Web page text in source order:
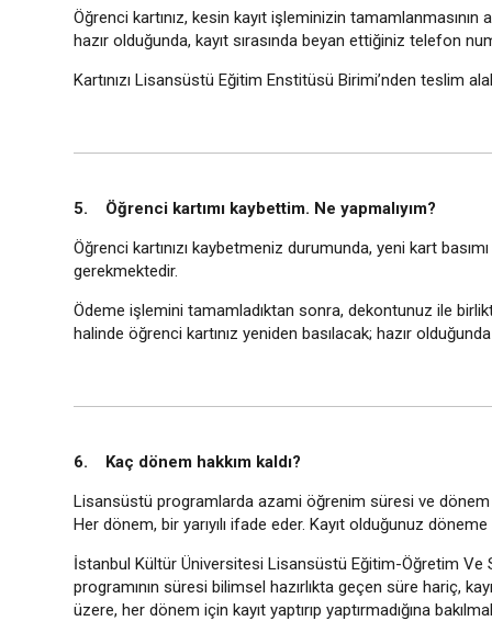
Öğrenci kartınız, kesin kayıt işleminizin tamamlanmasının
hazır olduğunda, kayıt sırasında beyan ettiğiniz telefon
Kartınızı Lisansüstü Eğitim Enstitüsü Birimi’nden teslim
5. Öğrenci kartımı kaybettim. Ne yapmalıyım?
Öğrenci kartınızı kaybetmeniz durumunda, yeni kart
gerekmektedir.
Ödeme işlemini tamamladıktan sonra, dekontunuz ile
halinde öğrenci kartınız yeniden basılacak; hazır
6. Kaç dönem hakkım kaldı?
Lisansüstü programlarda azami öğrenim süresi ve
Her dönem, bir yarıyılı ifade eder. Kayıt olduğunuz
İstanbul Kültür Üniversitesi Lisansüstü Eğitim-Öğretim Ve
programının süresi bilimsel hazırlıkta geçen süre hariç,
üzere, her dönem için kayıt yaptırıp yaptırmadığına